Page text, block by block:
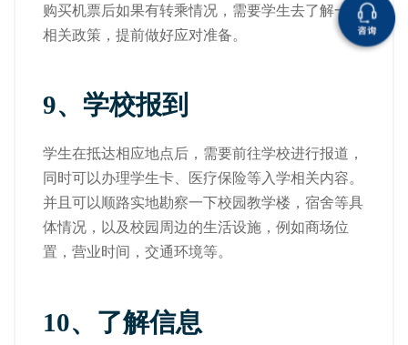
购买机票后如果有转乘情况，需要学生去了解一下
相关政策，提前做好应对准备。
9、 学校报到
学生在抵达相应地点后，需要前往学校进行报道，
同时可以办理学生卡、医疗保险等入学相关内容。
并且可以顺路实地勘察一下校园教学楼，宿舍等具
体情况，以及校园周边的生活设施，例如商场位
置，营业时间，交通环境等。
10、 了解信息